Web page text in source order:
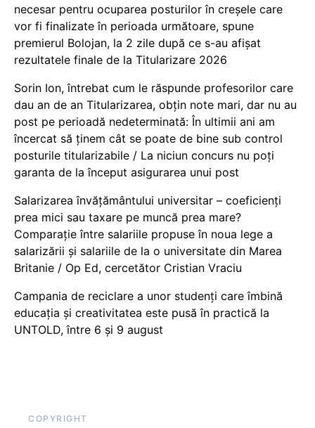
necesar pentru ocuparea posturilor în creșele care
vor fi finalizate în perioada următoare, spune
premierul Bolojan, la 2 zile după ce s-au afișat
rezultatele finale de la Titularizare 2026
Sorin Ion, întrebat cum le răspunde profesorilor care
dau an de an Titularizarea, obțin note mari, dar nu au
post pe perioadă nedeterminată: În ultimii ani am
încercat să ținem cât se poate de bine sub control
posturile titularizabile / La niciun concurs nu poți
garanta de la început asigurarea unui post
Salarizarea învățământului universitar – coeficienți
prea mici sau taxare pe muncă prea mare?
Comparație între salariile propuse în noua lege a
salarizării și salariile de la o universitate din Marea
Britanie / Op Ed, cercetător Cristian Vraciu
Campania de reciclare a unor studenți care îmbină
educația și creativitatea este pusă în practică la
UNTOLD, între 6 și 9 august
COPYRIGHT